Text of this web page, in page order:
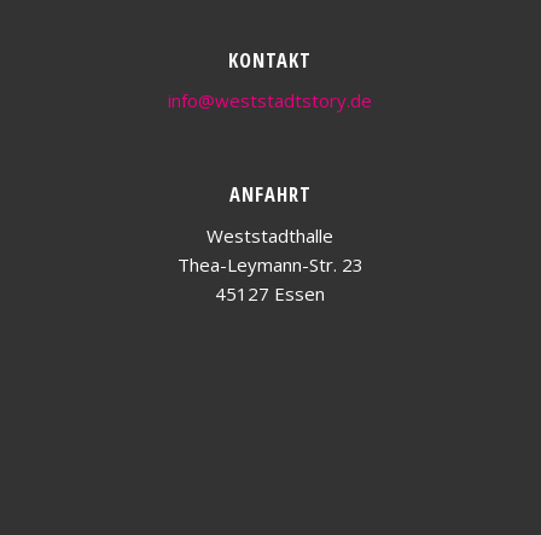
KONTAKT
info@weststadtstory.de
ANFAHRT
Weststadthalle
Thea-Leymann-Str. 23
45127 Essen